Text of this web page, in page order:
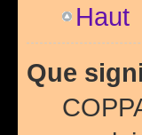
Haut
Que